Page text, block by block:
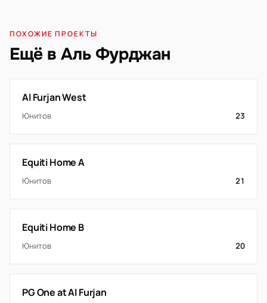
ПОХОЖИЕ ПРОЕКТЫ
Ещё в Аль Фурджан
Al Furjan West
Юнитов 23
Equiti Home A
Юнитов 21
Equiti Home B
Юнитов 20
PG One at Al Furjan